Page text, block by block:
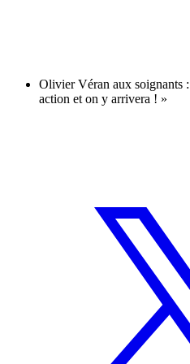
Olivier Véran aux soignants
action et on y arrivera ! »